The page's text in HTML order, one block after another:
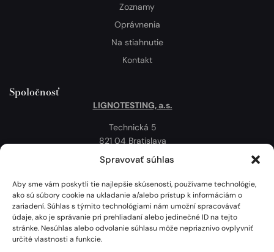
Spravovať súhlas
Aby sme vám poskytli tie najlepšie skúsenosti, používame technológie,
ako sú súbory cookie na ukladanie a/alebo prístup k informáciám o
zariadení. Súhlas s týmito technológiami nám umožní spracovávať
údaje, ako je správanie pri prehliadaní alebo jedinečné ID na tejto
stránke. Nesúhlas alebo odvolanie súhlasu môže nepriaznivo ovplyvniť
určité vlastnosti a funkcie.
Zoznamy
Oprávnenia
Na stiahnutie
Kontakt
Spoločnosť
LIGNOTESTING, a.s.
Technická 5
821 04 Bratislava
Slovenská republika
Politika používania cookies
Mapa